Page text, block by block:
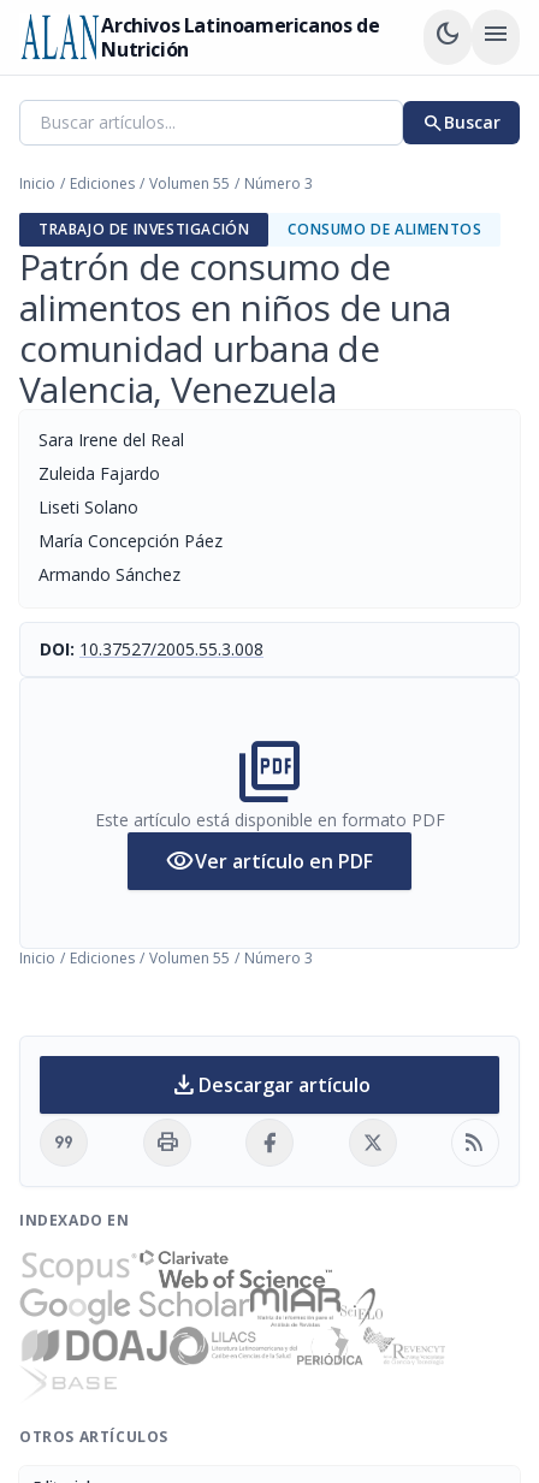
Archivos Latinoamericanos de
Nutrición
dark_mode menu
searchBuscar
Inicio / Ediciones / Volumen 55 / Número 3
TRABAJO DE INVESTIGACIÓN CONSUMO DE ALIMENTOS
Patrón de consumo de
alimentos en niños de una
comunidad urbana de
Valencia, Venezuela
Sara Irene del Real
Zuleida Fajardo
Liseti Solano
María Concepción Páez
Armando Sánchez
DOI: 10.37527/2005.55.3.008
picture_as_pdf
Este artículo está disponible en formato PDF
visibilityVer artículo en PDF
Inicio / Ediciones / Volumen 55 / Número 3
download Descargar artículo
format_quote print rss_feed
INDEXADO EN
OTROS ARTÍCULOS